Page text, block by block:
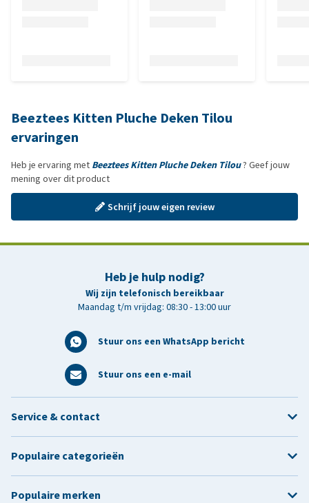
Beeztees Kitten Pluche Deken Tilou
ervaringen
Heb je ervaring met Beeztees Kitten Pluche Deken Tilou? Geef jouw
mening over dit product
Schrijf jouw eigen review
Heb je hulp nodig?
Wij zijn telefonisch bereikbaar
Maandag t/m vrijdag: 08:30 - 13:00 uur
Stuur ons een WhatsApp bericht
Stuur ons een e-mail
Service & contact
Populaire categorieën
Populaire merken